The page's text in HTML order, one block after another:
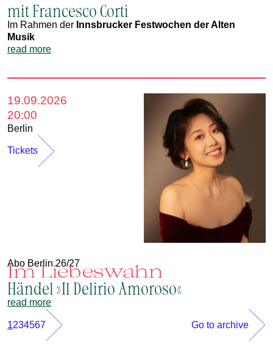
mit Francesco Corti
Im Rahmen der Innsbrucker Festwochen der Alten
Musik
read more
19.09.2026
20:00
Berlin
Tickets
Abo Berlin 26/27
Im Liebeswahn
Händel »Il Delirio Amoroso«
read more
1234567 Go to archive